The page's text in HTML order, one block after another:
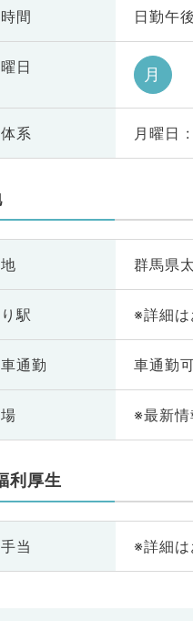
間 日勤午
日 月
系 月曜日
群馬県
駅 ※詳細
通勤 車通勤
※最新
利厚生
当 ※詳細